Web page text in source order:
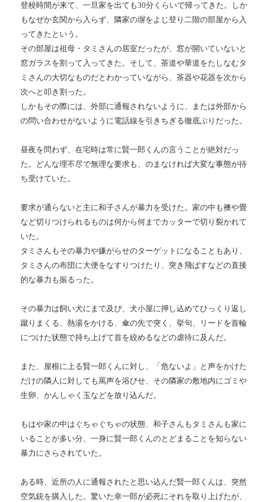
登校時間が来て、一旦家を出ても30分くらいで帰ってきた。しか
もなぜか玄関から入らず、隣家の塀をよじ登り二階の部屋から入
ってきたという。
その部屋は祖母・タミさんの居室だったが、窓が開いていないと
窓ガラスを割って入ってきた。そして、茶道や華道をたしなむタ
ミさんの大切なものだとわかっていながら、茶器や花器を次から
次へと叩き割った。
しかもその際には、外部に通報されないように、または外部から
の問い合わせがないように電話線を引きちぎる徹底ぶりだった。
昼夜を問わず、在宅時は常に賢一郎くんの言うことが絶対だっ
た。どんな理不尽で無理な要求も、のまなければ大変な事態が待
ち受けていた。
要求が通らないと主に和子さんが暴力を受けた。家の中も襖や畳
など切りつけられるものは何から何までカッターで切り裂かれて
いた。
タミさんもその暴力や嫌がらせのターゲットになることもあり、
タミさんの布団に大便をなすりつけたり、突き飛ばすなどの直接
的な暴力も振るった。
その暴力は飼い犬にまで及び、犬小屋に押し込めてひっくり返し
蹴りまくる、熱湯をかける、傘の先で突く、挙句、リードを首輪
につけた状態で持ち上げて首を絞めるなどの虐待に及んだ。
また、屋根に上る賢一郎くんに対し、「危ないよ」と声をかけた
だけの隣人に対しても罵声を浴びせ、その隣家の敷地内にゴミや
生卵、かんしゃく玉などを放り込んだ。
もはや家の中はぐちゃぐちゃの状態、和子さんもタミさんも家に
いることが多い分、一身に賢一郎くんのとどまることを知らない
暴力にさらされていた。
ある時、近所の人に通報されたと思い込んだ賢一郎くんは、突然
空気銃を購入した。驚いた幸一郎が必死にそれを取り上げたが、